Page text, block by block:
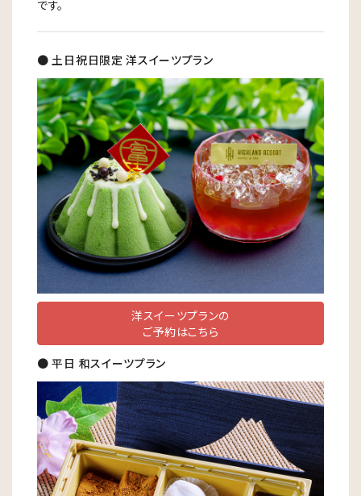
です。
● 土日祝日限定 洋スイーツプラン
洋スイーツプランの
ご予約はこちら
● 平日 和スイーツプラン